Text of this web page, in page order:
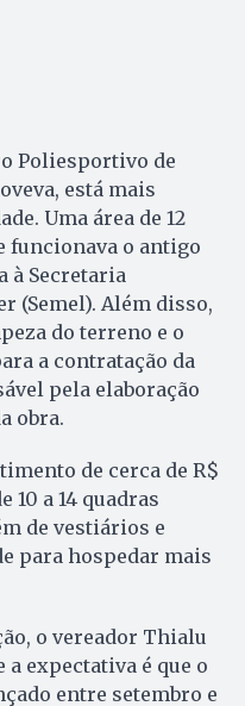
Poliesportivo de
está mais
Uma área de 12
funcionava o antigo
à Secretaria
(Semel). Além disso,
do terreno e o
a contratação da
pela elaboração
obra.
de cerca de R$
10 a 14 quadras
de vestiários e
para hospedar mais
o vereador Thialu
expectativa é que o
entre setembro e